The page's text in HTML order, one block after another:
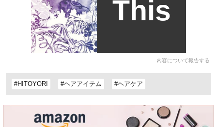
This
内容について報告する
#HITOYORI #ヘアアイテム #ヘアケア